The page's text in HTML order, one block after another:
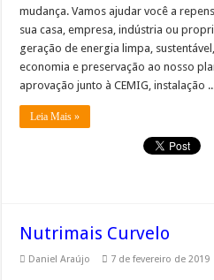
mudança. Vamos ajudar você a
sua casa, empresa, indústria ou
geração de energia limpa,
economia e preservação ao nosso
aprovação junto à CEMIG, instalação
Leia Mais »
Nutrimais Curvelo
Daniel Araújo 7 de fevereiro de 2019